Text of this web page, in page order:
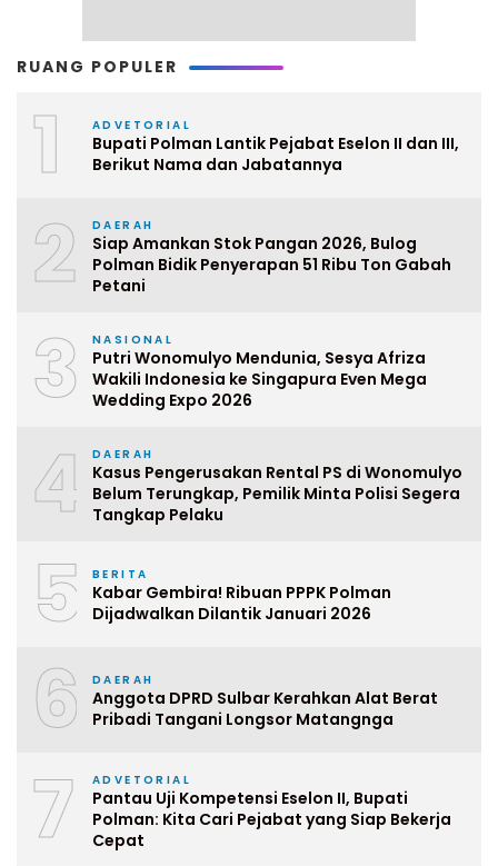
RUANG POPULER
1 ADVETORIAL
Bupati Polman Lantik Pejabat Eselon II dan III,
Berikut Nama dan Jabatannya
2 DAERAH
Siap Amankan Stok Pangan 2026, Bulog
Polman Bidik Penyerapan 51 Ribu Ton Gabah
Petani
3 NASIONAL
Putri Wonomulyo Mendunia, Sesya Afriza
Wakili Indonesia ke Singapura Even Mega
Wedding Expo 2026
4 DAERAH
Kasus Pengerusakan Rental PS di Wonomulyo
Belum Terungkap, Pemilik Minta Polisi Segera
Tangkap Pelaku
5 BERITA
Kabar Gembira! Ribuan PPPK Polman
Dijadwalkan Dilantik Januari 2026
6 DAERAH
Anggota DPRD Sulbar Kerahkan Alat Berat
Pribadi Tangani Longsor Matangnga
7 ADVETORIAL
Pantau Uji Kompetensi Eselon II, Bupati
Polman: Kita Cari Pejabat yang Siap Bekerja
Cepat